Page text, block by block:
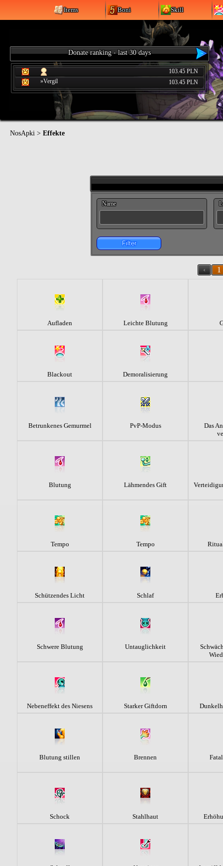
Items Boni Skill
Donate ranking - last 30 days
103.45 PLN
»Vergil
103.45 PLN
NosApki > Effekte
Name
Filter
‹ 1
Aufladen Leichte Blutung
Blackout Demoralisierung
Betrunkenes Gemurmel PvP-Modus
Das
Blutung Lähmendes Gift
Tempo Tempo
Schützendes Licht Schlaf
Schwere Blutung Untauglichkeit
Nebeneffekt des Niesens Starker Giftdorn
Blutung stillen Brennen
Schock Stahlhaut